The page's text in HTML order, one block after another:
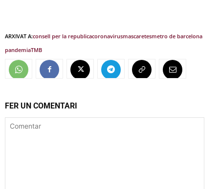
ARXIVAT A:consell per la republicacoronavirusmascaretesmetro de barcelona
pandemiaTMB
FER UN COMENTARI